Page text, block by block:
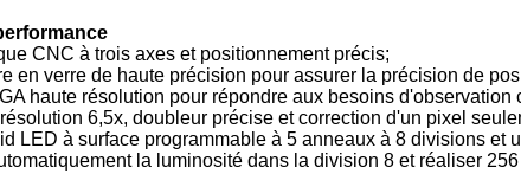
CNC à trois axes et positionnement précis;
en verre de haute précision pour assurer la précision de
haute résolution pour répondre aux besoins d'observation
6,5x, doubleur précise et correction d'un pixel
LED à surface programmable à 5 anneaux à 8 divisions
la luminosité dans la division 8 et réaliser